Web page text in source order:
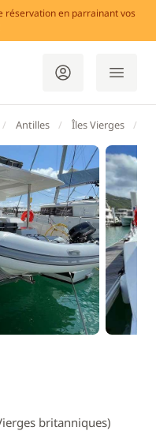
réservation en parrainant vos
Antilles Îles Vierges
britanniques)